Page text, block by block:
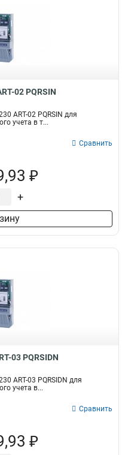
02 PQRSIN
АRT-02 PQRSIN для
учета в т...
Сравнить
₽
+
03 PQRSIDN
АRT-03 PQRSIDN для
учета в...
Сравнить
₽